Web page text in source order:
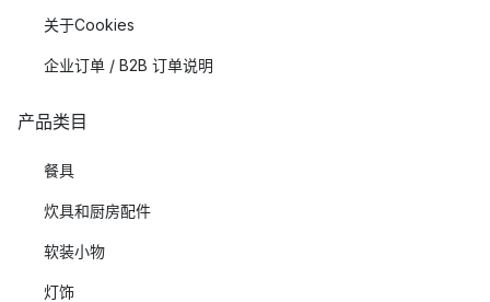
关于Cookies
企业订单 / B2B 订单说明
产品类目
餐具
炊具和厨房配件
软装小物
灯饰